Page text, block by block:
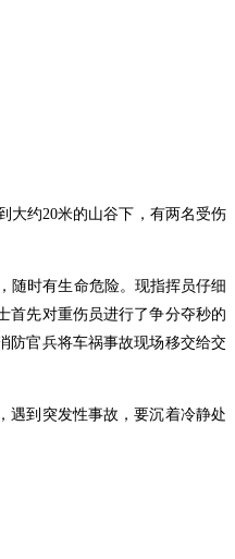
大约20米的山谷下，有两名受伤
随时有生命危险。现指挥员仔细
首先对重伤员进行了争分夺秒的
防官兵将车祸事故现场移交给交
遇到突发性事故，要沉着冷静处